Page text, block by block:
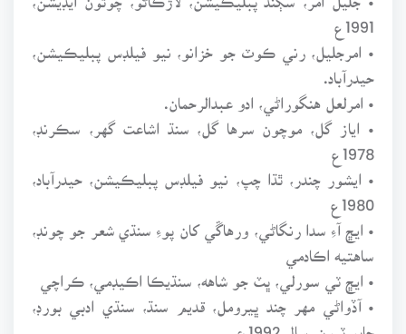
1991ع
• امرجليل، رني ڪوٽ جو خزانو، نيو فيلڊس پبليڪيشن،
حيدرآباد.
• امرلعل هنگوراڻي، ادو عبدالرحمان.
• اياز گل، موچون سرها گل، سنڌ اشاعت گهر، سڪرنڊ،
1978ع
• ايشور چندر، ٿڌا چپ، نيو فيلڊس پبليڪيشن، حيدرآباد،
1980ع
• ايڇ آءِ سدا رنگاڻي، ورهاڱي کان پوءِ سنڌي شعر جو چونڊ،
ساهتيه اڪادمي
• ايڇ ٽي سورلي، ڀٽ جو شاهه، سنڌيڪا اڪيڊمي، ڪراچي
• آڏواڻي مهر چند ڀيرومل، قديم سنڌ، سنڌي ادبي بورڊ،
ڇاپو ٽيون، سال 1992ع